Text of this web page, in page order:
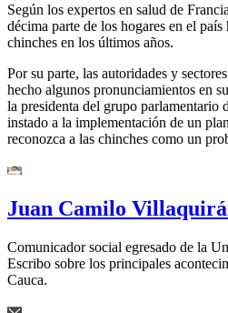
Según los expertos en salud de
décima parte de los hogares en el
chinches en los últimos años.
Por su parte, las autoridades y
hecho algunos pronunciamientos en
la presidenta del grupo parlamentario
instado a la implementación de un
reconozca a las chinches como un
Juan Camilo
Comunicador social egresado de la
Escribo sobre los principales
Cauca.